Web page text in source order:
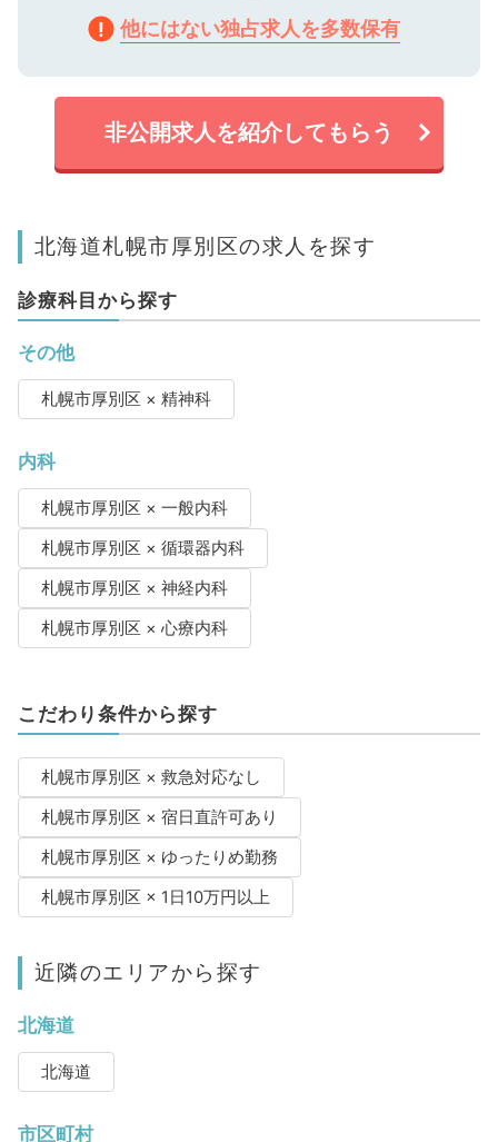
他にはない独占求人を多数保有
非公開求人を紹介してもらう
北海道札幌市厚別区の求人を探す
診療科目から探す
その他
札幌市厚別区 × 精神科
内科
札幌市厚別区 × 一般内科
札幌市厚別区 × 循環器内科
札幌市厚別区 × 神経内科
札幌市厚別区 × 心療内科
こだわり条件から探す
札幌市厚別区 × 救急対応なし
札幌市厚別区 × 宿日直許可あり
札幌市厚別区 × ゆったりめ勤務
札幌市厚別区 × 1日10万円以上
近隣のエリアから探す
北海道
北海道
市区町村